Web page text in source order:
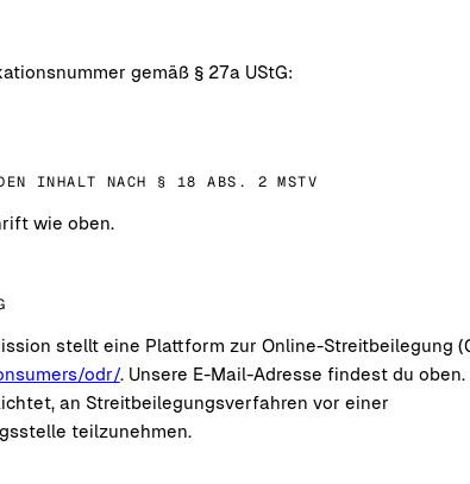
gemäß § 27a UStG:
DEN INHALT NACH § 18 ABS. 2 MSTV
wie oben.
stellt eine Plattform zur Online-Streitbeilegung
odr/. Unsere E-Mail-Adresse findest du oben.
an Streitbeilegungsverfahren vor einer
teilzunehmen.